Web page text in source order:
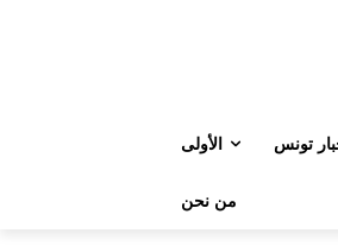
الأولى تونس
من نحن